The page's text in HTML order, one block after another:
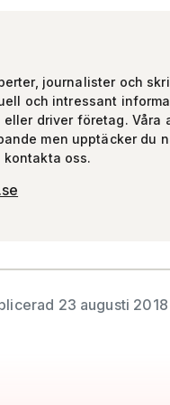
journalister och
och intressant
eller driver företag. Våra
men upptäcker du
kontakta oss.
23 augusti 2018